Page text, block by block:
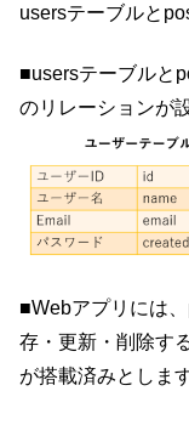
usersテーブルと
■usersテーブルと
のリレーションが
■Webアプリには
存・更新・削除す
が搭載済みとしま